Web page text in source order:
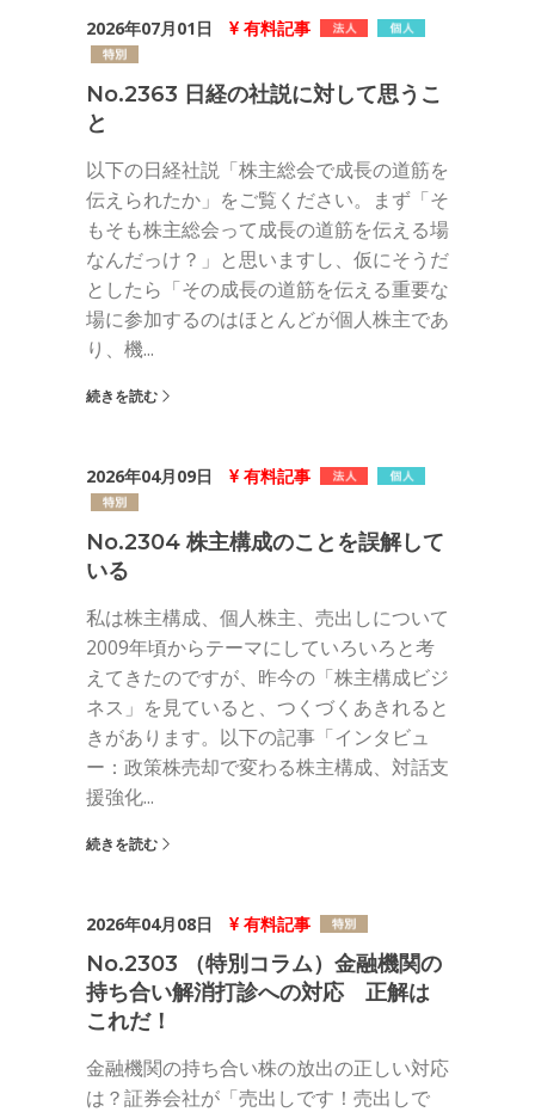
2026年07月01日 有料記事
No.2363 日経の社説に対して思うこ
と
以下の日経社説「株主総会で成長の道筋を
伝えられたか」をご覧ください。まず「そ
もそも株主総会って成長の道筋を伝える場
なんだっけ？」と思いますし、仮にそうだ
としたら「その成長の道筋を伝える重要な
場に参加するのはほとんどが個人株主であ
り、機...
続きを読む
2026年04月09日 有料記事
No.2304 株主構成のことを誤解して
いる
私は株主構成、個人株主、売出しについて
2009年頃からテーマにしていろいろと考
えてきたのですが、昨今の「株主構成ビジ
ネス」を見ていると、つくづくあきれると
きがあります。以下の記事「インタビュ
ー：政策株売却で変わる株主構成、対話支
援強化...
続きを読む
2026年04月08日 有料記事
No.2303 （特別コラム）金融機関の
持ち合い解消打診への対応 正解は
これだ！
金融機関の持ち合い株の放出の正しい対応
は？証券会社が「売出しです！売出しで